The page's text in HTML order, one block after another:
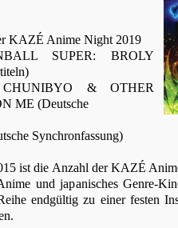
KAZÉ Anime Night 2019
SUPER: BROLY
& OTHER
ME (Deutsche
Synchronfassung)
ist die Anzahl der KAZÉ
und japanisches Genre-
endgültig zu einer festen